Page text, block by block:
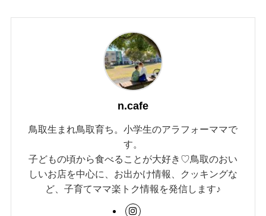
n.cafe
鳥取生まれ鳥取育ち。小学生のアラフォーママで
す。
子どもの頃から食べることが大好き♡鳥取のおい
しいお店を中心に、お出かけ情報、クッキングな
ど、子育てママ楽トク情報を発信します♪